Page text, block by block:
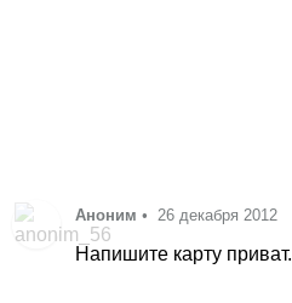
Аноним • 26 декабря 2012
Напишите карту приват.